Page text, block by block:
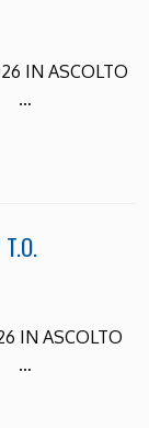
IN ASCOLTO
…
IN ASCOLTO
…